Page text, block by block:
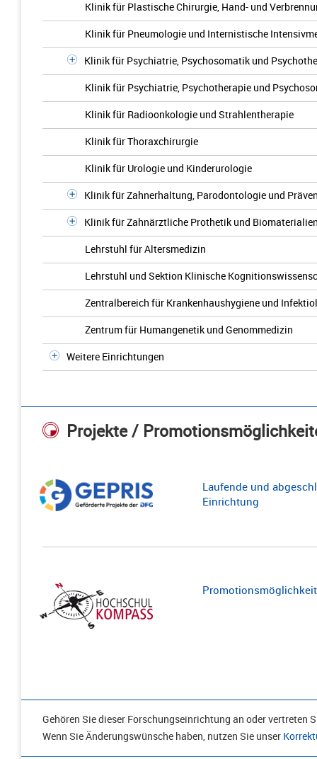
Klinik für Plastische Chirurgie, Hand- und
Klinik für Pneumologie und Internistische
Klinik für Psychiatrie, Psychosomatik und
Klinik für Psychiatrie, Psychotherapie und
Klinik für Radioonkologie und Strahlentherapie
Klinik für Thoraxchirurgie
Klinik für Urologie und Kinderurologie
Klinik für Zahnerhaltung, Parodontologie und
Klinik für Zahnärztliche Prothetik und
Lehrstuhl für Altersmedizin
Lehrstuhl und Sektion Klinische
Zentralbereich für Krankenhaushygiene und
Zentrum für Humangenetik und Genommedizin
Weitere Einrichtungen
Projekte /
Laufende und
Einrichtung
Gehören Sie dieser Forschungseinrichtung an oder vertreten
Wenn Sie Änderungswünsche haben, nutzen Sie unser